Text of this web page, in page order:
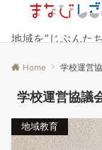
地域を”じぶんた
Home 学校運営
学校運営協議
地域教育